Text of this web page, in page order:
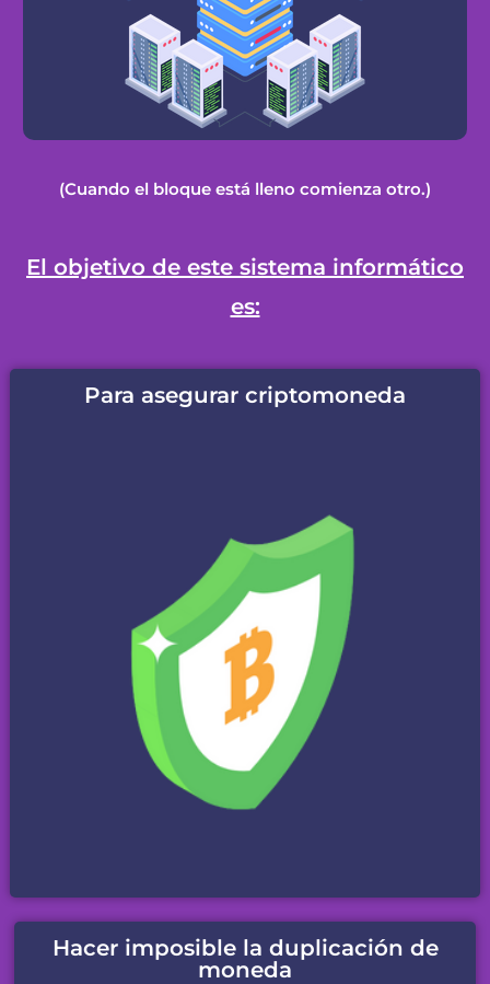
(Cuando el bloque está lleno comienza otro.)
El objetivo de este sistema informático
es:
Para asegurar criptomoneda
Hacer imposible la duplicación de
moneda